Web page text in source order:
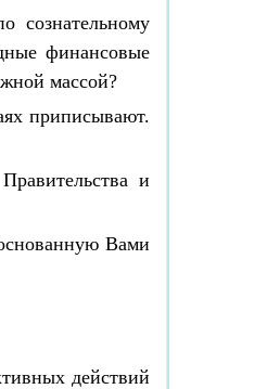
сознательному
финансовые
массой?
приписывают.
и
Вами
действий